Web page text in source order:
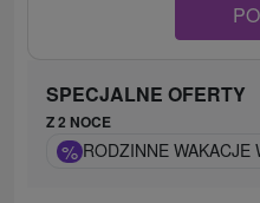
SPECJALNE OFERTY
Z 2 NOCE
% RODZINNE